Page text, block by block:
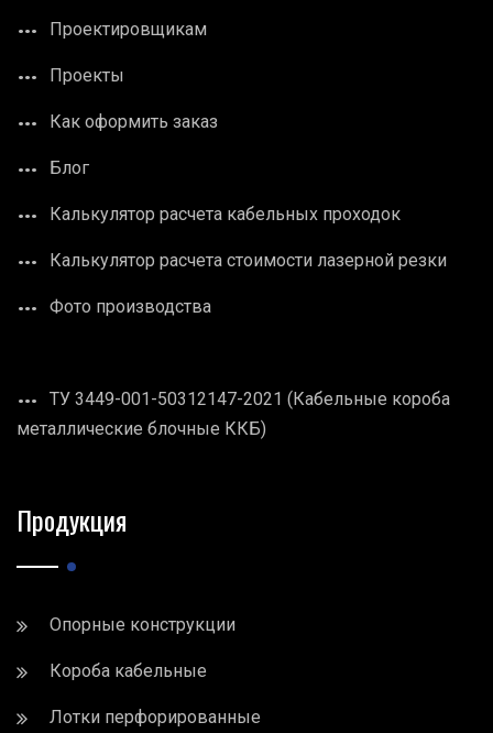
Проектировщикам
Проекты
Как оформить заказ
Блог
Калькулятор расчета кабельных проходок
Калькулятор расчета стоимости лазерной резки
Фото производства
ТУ 3449-001-50312147-2021 (Кабельные короба
металлические блочные ККБ)
Продукция
Опорные конструкции
Короба кабельные
Лотки перфорированные